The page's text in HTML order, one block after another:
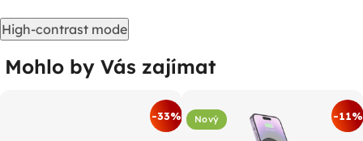
High-contrast mode
Mohlo by Vás zajímat
-33% Nový -11%